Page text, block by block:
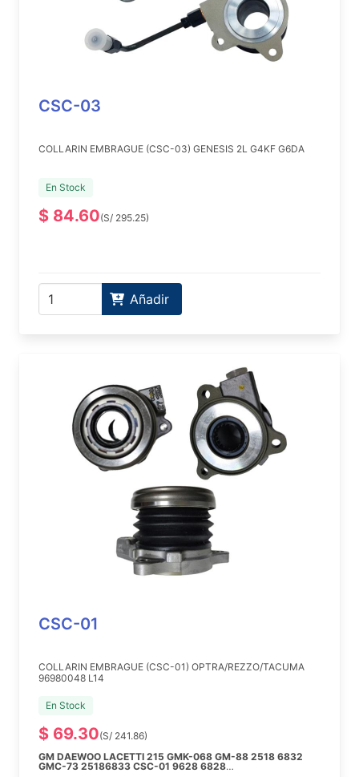
CSC-03
COLLARIN EMBRAGUE (CSC-03) GENESIS 2L G4KF G6DA
En Stock
$ 84.60(S/ 295.25)
Añadir
CSC-01
COLLARIN EMBRAGUE (CSC-01) OPTRA/REZZO/TACUMA
96980048 L14
En Stock
$ 69.30(S/ 241.86)
GM DAEWOO LACETTI 215 GMK-068 GM-88 2518 6832
GMC-73 25186833 CSC-01 9628 6828